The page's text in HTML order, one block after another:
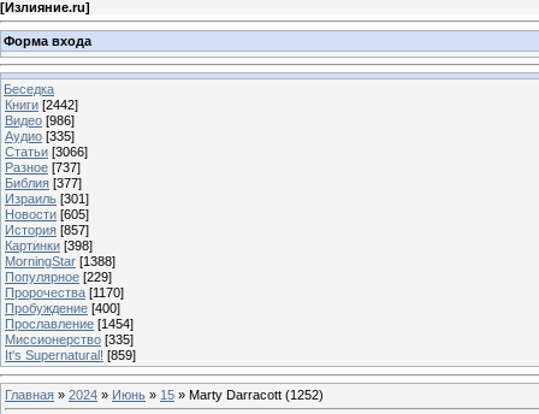
[Излияние.ru]
Форма входа
Беседка
Книги [2442]
Видео [986]
Аудио [335]
Статьи [3066]
Разное [737]
Библия [377]
Израиль [301]
Новости [605]
История [857]
Картинки [398]
MorningStar [1388]
Популярное [229]
Пророчества [1170]
Пробуждение [400]
Прославление [1454]
Миссионерство [335]
It's Supernatural! [859]
Главная » 2024 » Июнь » 15 » Marty Darracott (1252)